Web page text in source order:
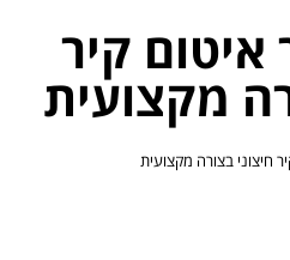
קיר
מקצועית
חיצוני בצורה מקצועית